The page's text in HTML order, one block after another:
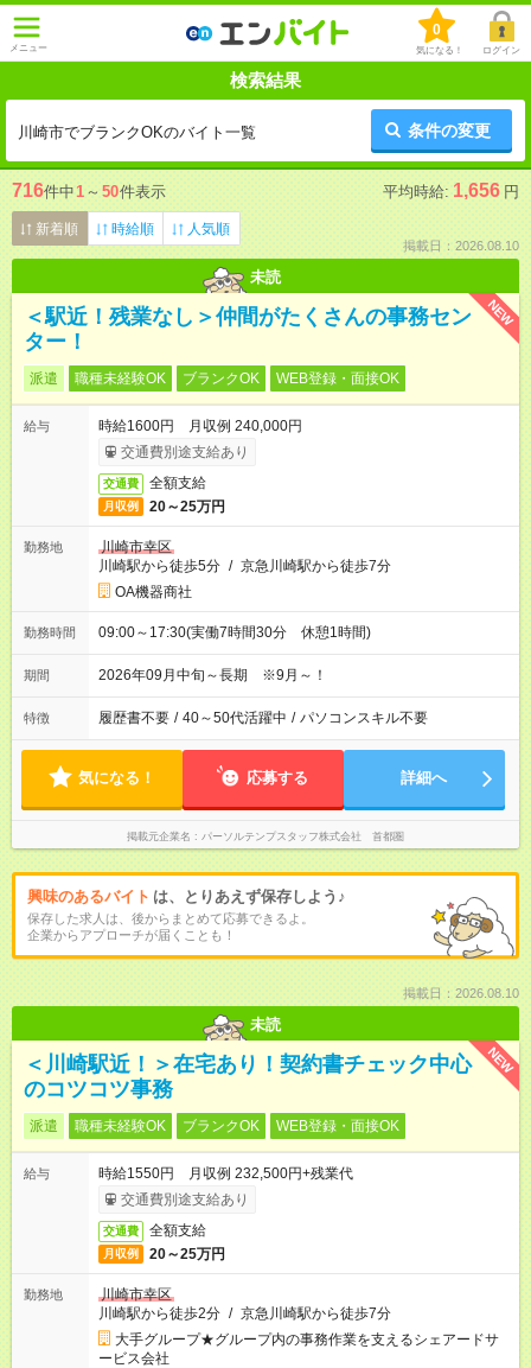
メニュー
0
気になる！ ログイン
検索結果
川崎市でブランクOKのバイト一覧 条件の変更
716件中1 ～ 50件表示 平均時給: 1,656 円
新着順 時給順 人気順
掲載日：2026.08.10
未読
NEW
＜駅近！残業なし＞仲間がたくさんの事務セン
ター！
派遣 職種未経験OK ブランクOK WEB登録・面接OK
給与
時給1600円 月収例 240,000円
交通費別途支給あり
交通費 全額支給
月収例 20～25万円
勤務地
川崎市幸区
川崎駅から徒歩5分 / 京急川崎駅から徒歩7分
OA機器商社
勤務時間 09:00～17:30(実働7時間30分 休憩1時間)
期間 2026年09月中旬～長期 ※9月～！
特徴 履歴書不要 / 40～50代活躍中 / パソコンスキル不要
気になる！ 応募する 詳細へ
掲載元企業名 パーソルテンプスタッフ株式会社 首都圏
興味のあるバイト は、とりあえず保存しよう♪
保存した求人は、後からまとめて応募できるよ。
企業からアプローチが届くことも！
掲載日：2026.08.10
未読
NEW
＜川崎駅近！＞在宅あり！契約書チェック中心
のコツコツ事務
派遣 職種未経験OK ブランクOK WEB登録・面接OK
給与
時給1550円 月収例 232,500円+残業代
交通費別途支給あり
交通費 全額支給
月収例 20～25万円
勤務地
川崎市幸区
川崎駅から徒歩2分 / 京急川崎駅から徒歩7分
大手グループ★グループ内の事務作業を支えるシェアードサ
ービス会社